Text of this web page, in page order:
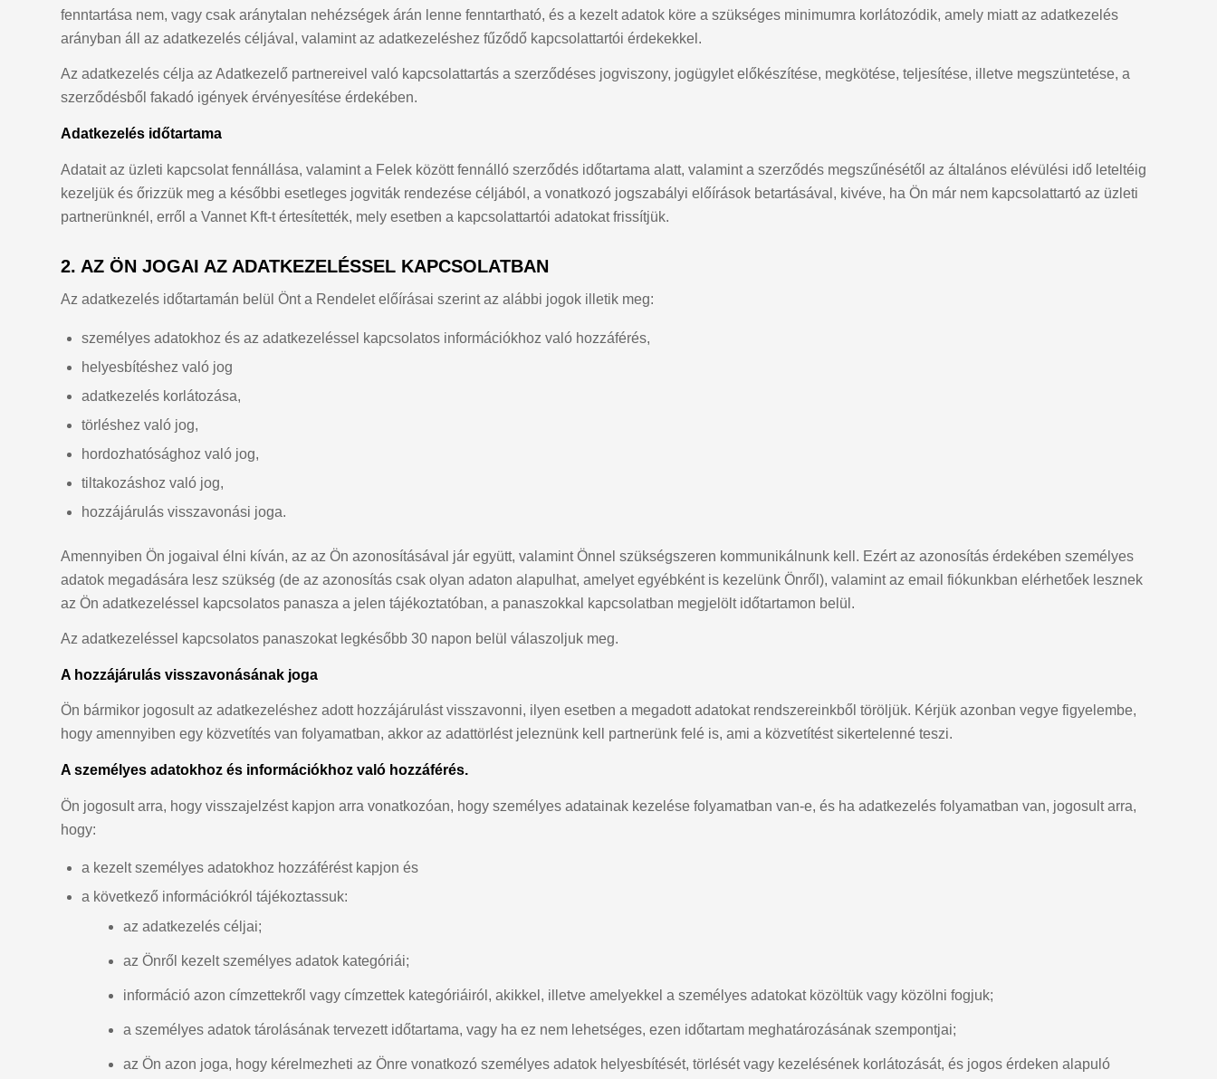
fenntartása nem, vagy csak aránytalan nehézségek árán lenne fenntartható, és a kezelt adatok köre a szükséges minimumra korlátozódik, amely miatt az adatkezelés
arányban áll az adatkezelés céljával, valamint az adatkezeléshez fűződő kapcsolattartói érdekekkel.
Az adatkezelés célja az Adatkezelő partnereivel való kapcsolattartás a szerződéses jogviszony, jogügylet előkészítése, megkötése, teljesítése, illetve megszüntetése, a
szerződésből fakadó igények érvényesítése érdekében.
Adatkezelés időtartama
Adatait az üzleti kapcsolat fennállása, valamint a Felek között fennálló szerződés időtartama alatt, valamint a szerződés megszűnésétől az általános elévülési idő leteltéig
kezeljük és őrizzük meg a későbbi esetleges jogviták rendezése céljából, a vonatkozó jogszabályi előírások betartásával, kivéve, ha Ön már nem kapcsolattartó az üzleti
partnerünknél, erről a Vannet Kft-t értesítették, mely esetben a kapcsolattartói adatokat frissítjük.
2. AZ ÖN JOGAI AZ ADATKEZELÉSSEL KAPCSOLATBAN
Az adatkezelés időtartamán belül Önt a Rendelet előírásai szerint az alábbi jogok illetik meg:
személyes adatokhoz és az adatkezeléssel kapcsolatos információkhoz való hozzáférés,
helyesbítéshez való jog
adatkezelés korlátozása,
törléshez való jog,
hordozhatósághoz való jog,
tiltakozáshoz való jog,
hozzájárulás visszavonási joga.
Amennyiben Ön jogaival élni kíván, az az Ön azonosításával jár együtt, valamint Önnel szükségszeren kommunikálnunk kell. Ezért az azonosítás érdekében személyes
adatok megadására lesz szükség (de az azonosítás csak olyan adaton alapulhat, amelyet egyébként is kezelünk Önről), valamint az email fiókunkban elérhetőek lesznek
az Ön adatkezeléssel kapcsolatos panasza a jelen tájékoztatóban, a panaszokkal kapcsolatban megjelölt időtartamon belül.
Az adatkezeléssel kapcsolatos panaszokat legkésőbb 30 napon belül válaszoljuk meg.
A hozzájárulás visszavonásának joga
Ön bármikor jogosult az adatkezeléshez adott hozzájárulást visszavonni, ilyen esetben a megadott adatokat rendszereinkből töröljük. Kérjük azonban vegye figyelembe,
hogy amennyiben egy közvetítés van folyamatban, akkor az adattörlést jeleznünk kell partnerünk felé is, ami a közvetítést sikertelenné teszi.
A személyes adatokhoz és információkhoz való hozzáférés.
Ön jogosult arra, hogy visszajelzést kapjon arra vonatkozóan, hogy személyes adatainak kezelése folyamatban van-e, és ha adatkezelés folyamatban van, jogosult arra,
hogy:
a kezelt személyes adatokhoz hozzáférést kapjon és
a következő információkról tájékoztassuk:
az adatkezelés céljai;
az Önről kezelt személyes adatok kategóriái;
információ azon címzettekről vagy címzettek kategóriáiról, akikkel, illetve amelyekkel a személyes adatokat közöltük vagy közölni fogjuk;
a személyes adatok tárolásának tervezett időtartama, vagy ha ez nem lehetséges, ezen időtartam meghatározásának szempontjai;
az Ön azon joga, hogy kérelmezheti az Önre vonatkozó személyes adatok helyesbítését, törlését vagy kezelésének korlátozását, és jogos érdeken alapuló